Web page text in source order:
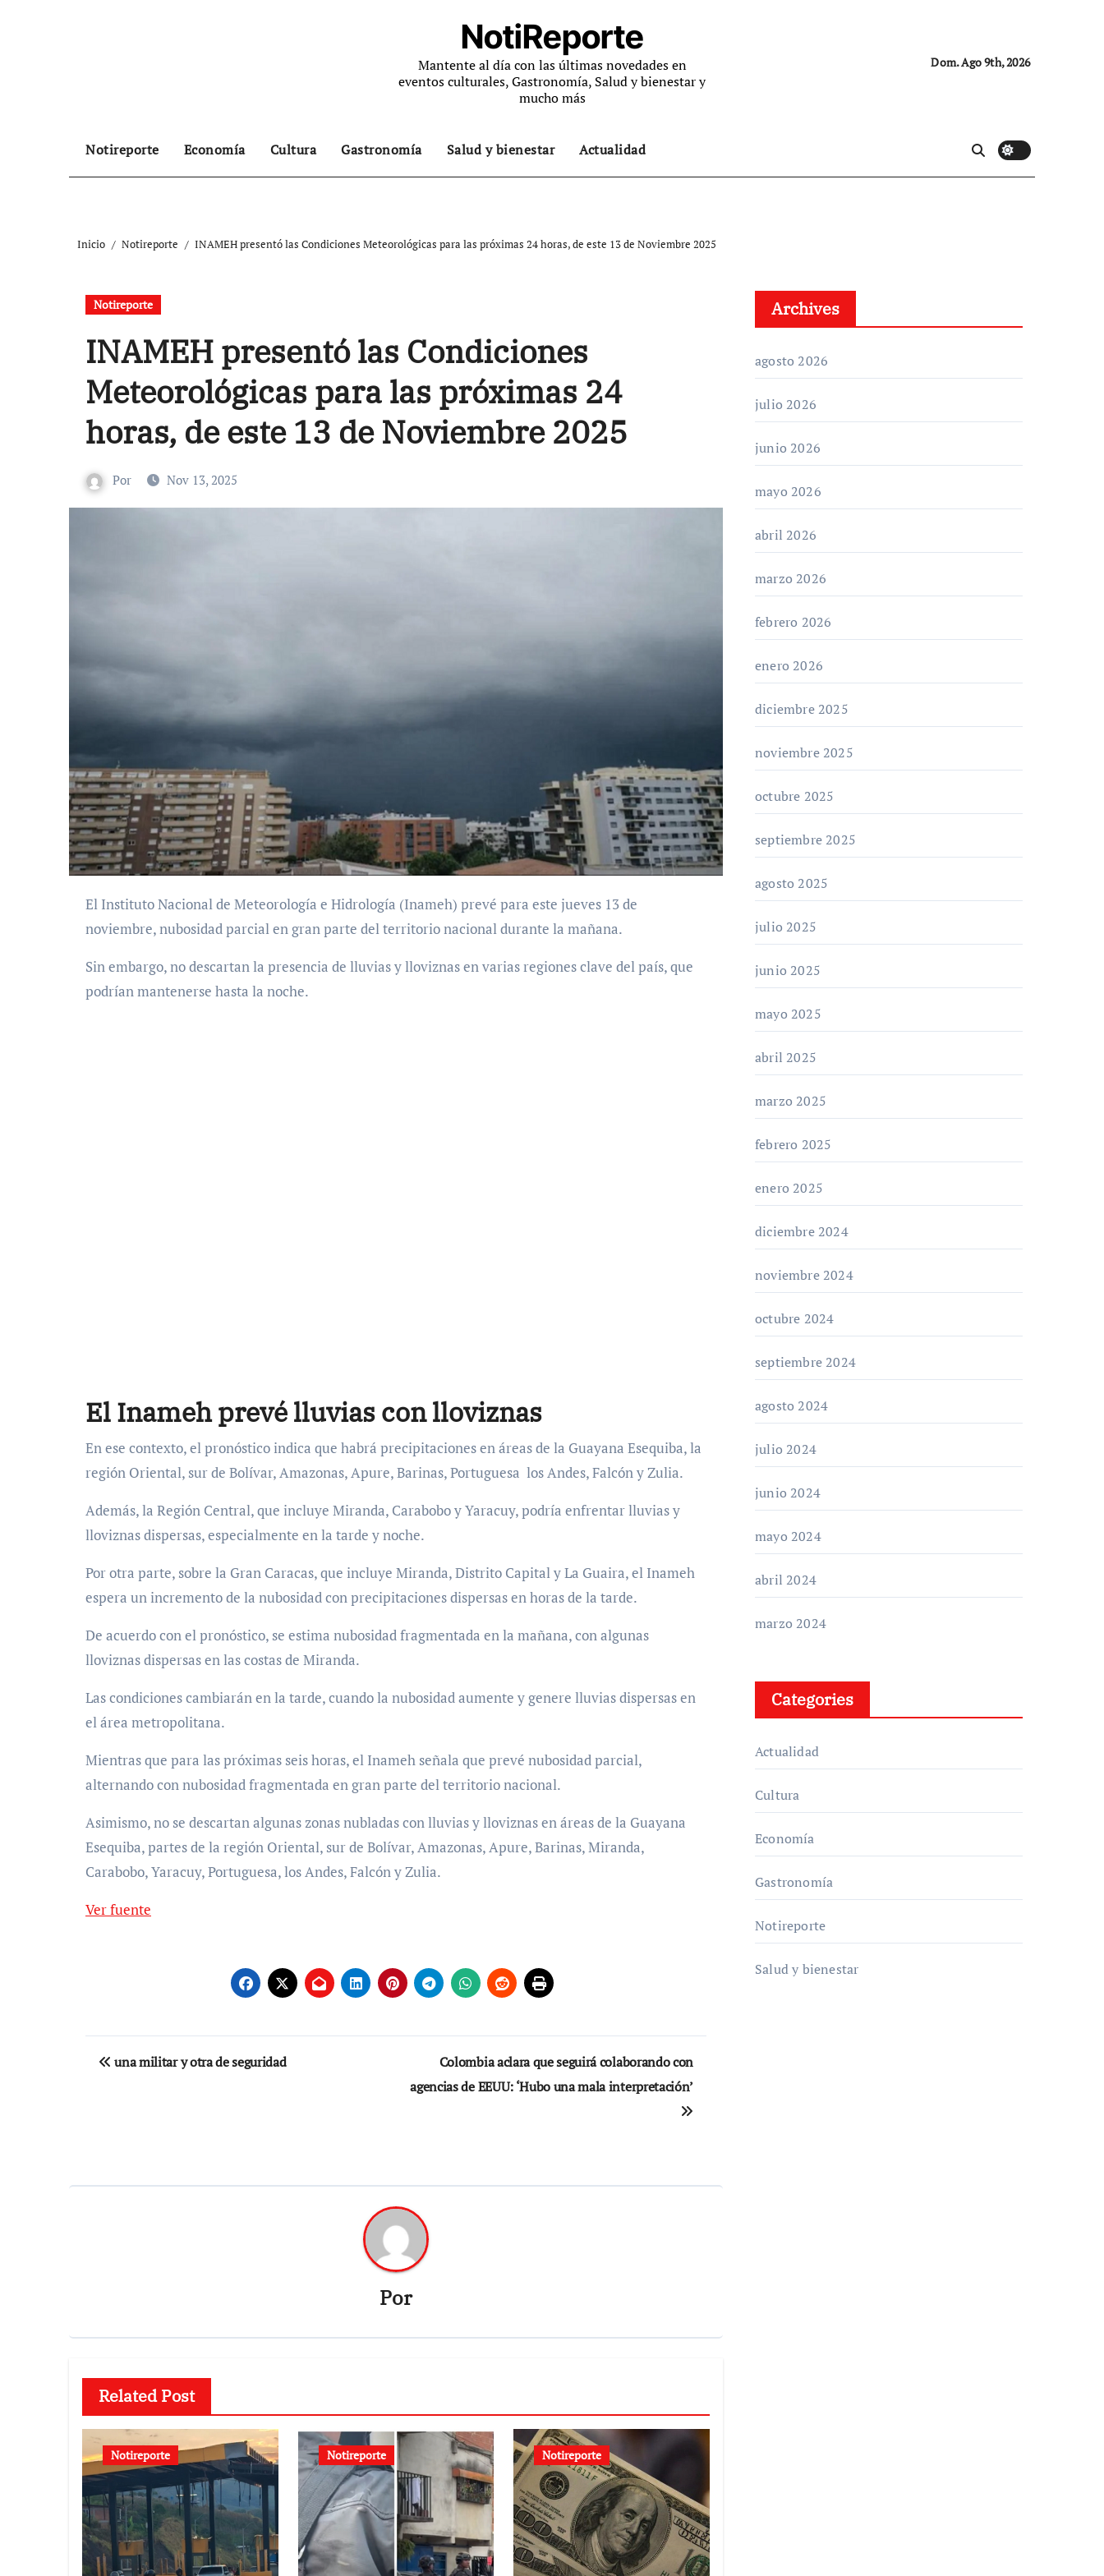
NotiReporte
Mantente al día con las últimas novedades en
eventos culturales, Gastronomía, Salud y bienestar y
mucho más
Dom. Ago 9th, 2026
Notireporte Economía Cultura Gastronomía Salud y bienestar Actualidad
Inicio Notireporte INAMEH presentó las Condiciones Meteorológicas para las próximas 24 horas, de este 13 de Noviembre 2025
Notireporte
INAMEH presentó las Condiciones
Meteorológicas para las próximas 24
horas, de este 13 de Noviembre 2025
Por Nov 13, 2025
El Instituto Nacional de Meteorología e Hidrología (Inameh) prevé para este jueves 13 de
noviembre, nubosidad parcial en gran parte del territorio nacional durante la mañana.
Sin embargo, no descartan la presencia de lluvias y lloviznas en varias regiones clave del país, que
podrían mantenerse hasta la noche.
El Inameh prevé lluvias con lloviznas
En ese contexto, el pronóstico indica que habrá precipitaciones en áreas de la Guayana Esequiba, la
región Oriental, sur de Bolívar, Amazonas, Apure, Barinas, Portuguesa los Andes, Falcón y Zulia.
Además, la Región Central, que incluye Miranda, Carabobo y Yaracuy, podría enfrentar lluvias y
lloviznas dispersas, especialmente en la tarde y noche.
Por otra parte, sobre la Gran Caracas, que incluye Miranda, Distrito Capital y La Guaira, el Inameh
espera un incremento de la nubosidad con precipitaciones dispersas en horas de la tarde.
De acuerdo con el pronóstico, se estima nubosidad fragmentada en la mañana, con algunas
lloviznas dispersas en las costas de Miranda.
Las condiciones cambiarán en la tarde, cuando la nubosidad aumente y genere lluvias dispersas en
el área metropolitana.
Mientras que para las próximas seis horas, el Inameh señala que prevé nubosidad parcial,
alternando con nubosidad fragmentada en gran parte del territorio nacional.
Asimismo, no se descartan algunas zonas nubladas con lluvias y lloviznas en áreas de la Guayana
Esequiba, partes de la región Oriental, sur de Bolívar, Amazonas, Apure, Barinas, Miranda,
Carabobo, Yaracuy, Portuguesa, los Andes, Falcón y Zulia.
Ver fuente
Navegación
una militar y otra de seguridad
Colombia aclara que seguirá colaborando con
agencias de EEUU: ‘Hubo una mala interpretación’
Por
Related Post
Notireporte Notireporte Notireporte
Archives
agosto 2026
julio 2026
junio 2026
mayo 2026
abril 2026
marzo 2026
febrero 2026
enero 2026
diciembre 2025
noviembre 2025
octubre 2025
septiembre 2025
agosto 2025
julio 2025
junio 2025
mayo 2025
abril 2025
marzo 2025
febrero 2025
enero 2025
diciembre 2024
noviembre 2024
octubre 2024
septiembre 2024
agosto 2024
julio 2024
junio 2024
mayo 2024
abril 2024
marzo 2024
Categories
Actualidad
Cultura
Economía
Gastronomía
Notireporte
Salud y bienestar